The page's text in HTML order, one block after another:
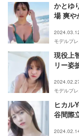
かとゆ
場 爽や
モデルプ
現役上
リー姿
モデルプ
ヒカル
谷間際